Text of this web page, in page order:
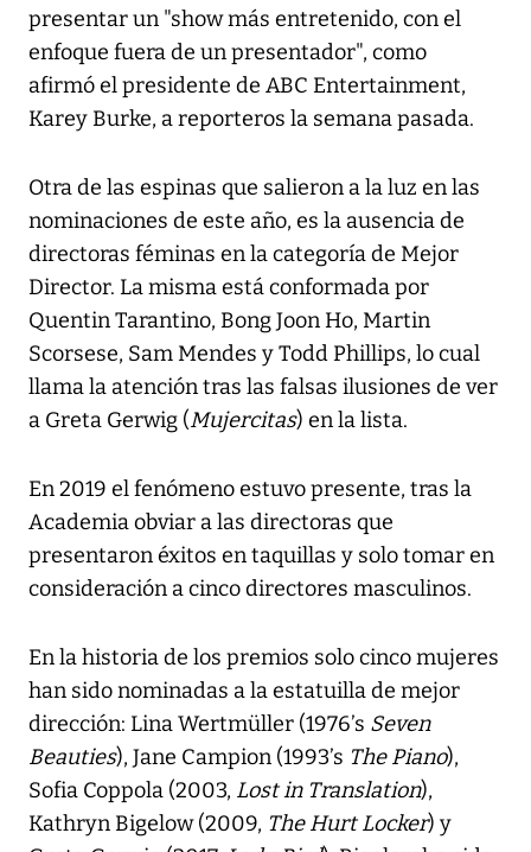
presentar un "show más entretenido, con el
enfoque fuera de un presentador", como
afirmó el presidente de ABC Entertainment,
Karey Burke, a reporteros la semana pasada.
Otra de las espinas que salieron a la luz en las
nominaciones de este año, es la ausencia de
directoras féminas en la categoría de Mejor
Director. La misma está conformada por
Quentin Tarantino, Bong Joon Ho, Martin
Scorsese, Sam Mendes y Todd Phillips, lo cual
llama la atención tras las falsas ilusiones de ver
a Greta Gerwig (Mujercitas) en la lista.
En 2019 el fenómeno estuvo presente, tras la
Academia obviar a las directoras que
presentaron éxitos en taquillas y solo tomar en
consideración a cinco directores masculinos.
En la historia de los premios solo cinco mujeres
han sido nominadas a la estatuilla de mejor
dirección: Lina Wertmüller (1976’s Seven
Beauties), Jane Campion (1993’s The Piano),
Sofia Coppola (2003, Lost in Translation),
Kathryn Bigelow (2009, The Hurt Locker) y